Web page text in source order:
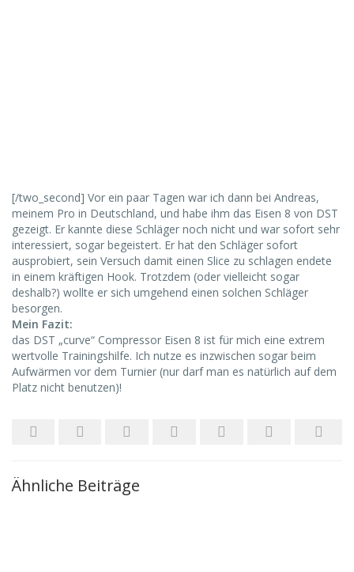
[/two_second] Vor ein paar Tagen war ich dann bei Andreas,
meinem Pro in Deutschland, und habe ihm das Eisen 8 von DST
gezeigt. Er kannte diese Schläger noch nicht und war sofort sehr
interessiert, sogar begeistert. Er hat den Schläger sofort
ausprobiert, sein Versuch damit einen Slice zu schlagen endete
in einem kräftigen Hook. Trotzdem (oder vielleicht sogar
deshalb?) wollte er sich umgehend einen solchen Schläger
besorgen.
Mein Fazit:
das DST „curve“ Compressor Eisen 8 ist für mich eine extrem
wertvolle Trainingshilfe. Ich nutze es inzwischen sogar beim
Aufwärmen vor dem Turnier (nur darf man es natürlich auf dem
Platz nicht benutzen)!
Ähnliche Beiträge